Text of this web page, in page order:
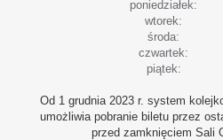
poniedziałek:
wtorek:
środa:
czwartek:
piątek:
Od 1 grudnia 2023 r. system
umożliwia pobranie biletu przez
przed zamknięciem Sali